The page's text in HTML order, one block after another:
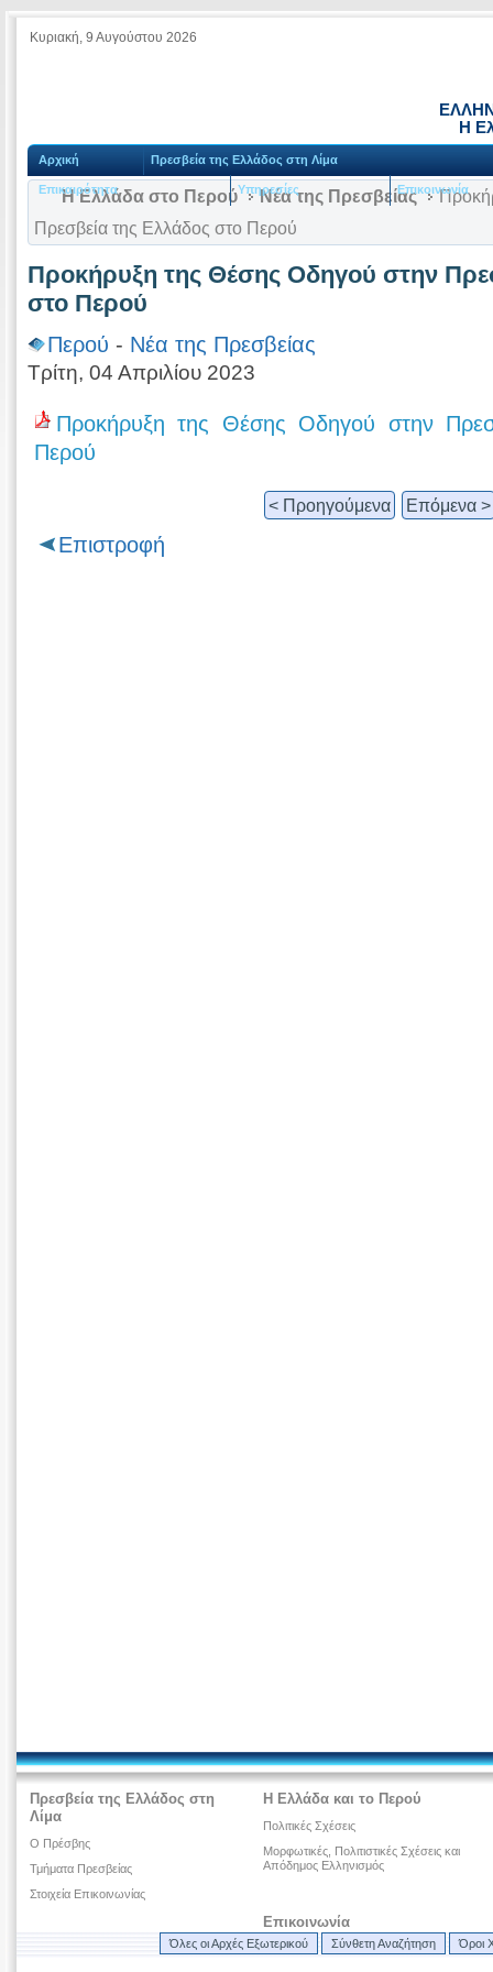
Κυριακή, 9 Αυγούστου 2026
Η
Αρχική Πρεσβεία της Ελλάδος στη Λίμα
Επικαιρότητα Υπηρεσίες Επικοινωνία
Η Ελλάδα στο Περού Νέα της Πρεσβείας
Πρεσβεία της Ελλάδος στο Περού
Προκήρυξη της Θέσης Οδηγού στην
στο Περού
Περού - Νέα της Πρεσβείας
Τρίτη, 04 Απριλίου 2023
Προκήρυξη της Θέσης Οδηγού στην
Περού
< Προηγούμενα Επόμενα >
Επιστροφή
Πρεσβεία της Ελλάδος στη
Λίμα
Ο Πρέσβης
Τμήματα Πρεσβείας
Στοιχεία Επικοινωνίας
Η Ελλάδα και το Περού
Πολιτικές Σχέσεις
Μορφωτικές, Πολιτιστικές Σχέσεις και
Απόδημος Ελληνισμός
Επικοινωνία
Όλες οι Αρχές Εξωτερικού Σύνθετη Αναζήτηση Όροι